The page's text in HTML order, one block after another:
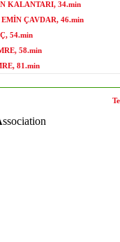
KALANTARI, 34.min
ÇAVDAR, 46.min
54.min
58.min
81.min
ssociation